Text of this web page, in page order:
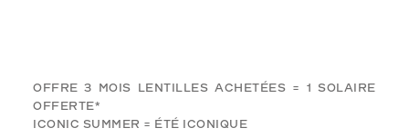
OFFRE 3 MOIS LENTILLES ACHETÉES = 1 SOLAIRE
OFFERTE*
ICONIC SUMMER = ÉTÉ ICONIQUE